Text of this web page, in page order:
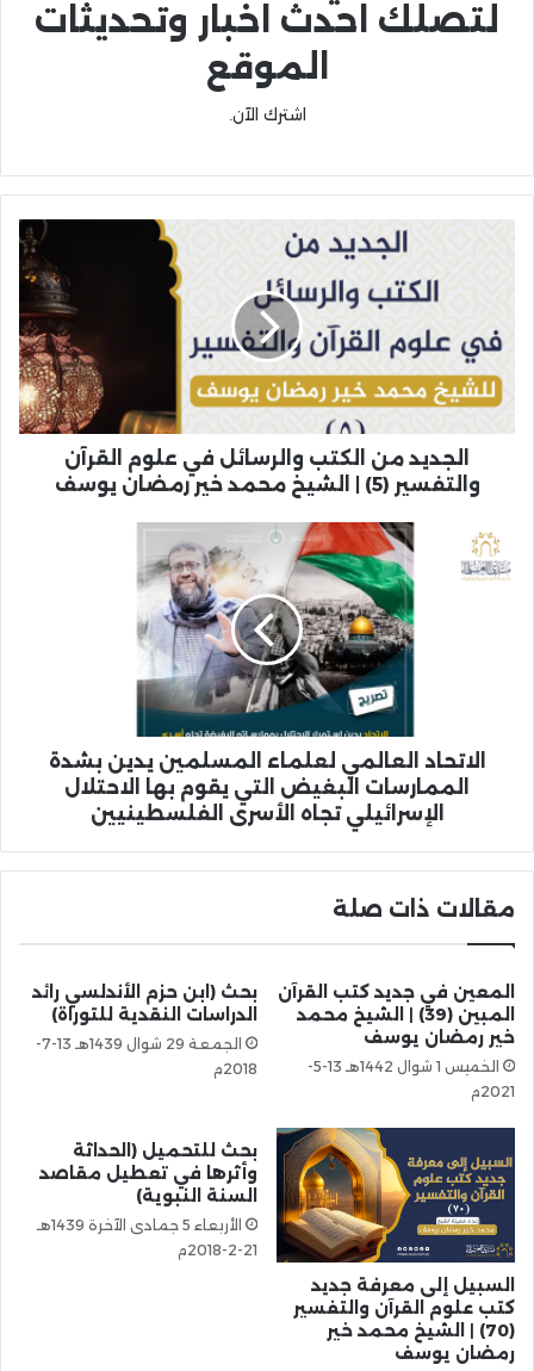
لتصلك احدث اخبار وتحديثات
الموقع
اشترك الآن.
الجديد من الكتب والرسائل في علوم القرآن
والتفسير (5) | الشيخ محمد خير رمضان يوسف
الاتحاد العالمي لعلماء المسلمين يدين بشدة
الممارسات البغيض التي يقوم بها الاحتلال
الإسرائيلي تجاه الأسرى الفلسطينيين
مقالات ذات صلة
المعين في جديد كتب القرآن
المبين (39) | الشيخ محمد
خير رمضان يوسف
الخميس 1 شوال 1442هـ 13-5-
2021م
بحث (ابن حزم الأندلسي رائد
الدراسات النقدية للتوراة)
الجمعة 29 شوال 1439هـ 13-7-
2018م
السبيل إلى معرفة جديد
كتب علوم القرآن والتفسير
(70) | الشيخ محمد خير
رمضان يوسف
بحث للتحميل (الحداثة
وأثرها في تعطيل مقاصد
السنة النبوية)
الأربعاء 5 جمادى الآخرة 1439هـ
21-2-2018م